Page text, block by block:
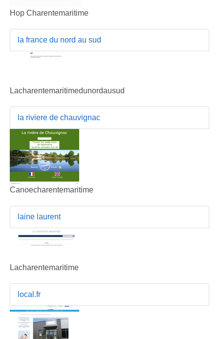
Hop Charentemaritime
la france du nord au sud
Lacharentemaritimedunordausud
la riviere de chauvignac
Canoecharentemaritime
laine laurent
Lacharentemaritime
local.fr